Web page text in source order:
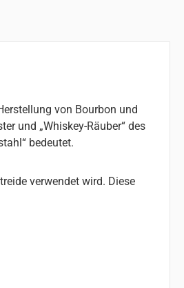
von Bourbon und
und „Whiskey-Räuber“ des
bedeutet.
verwendet wird. Diese